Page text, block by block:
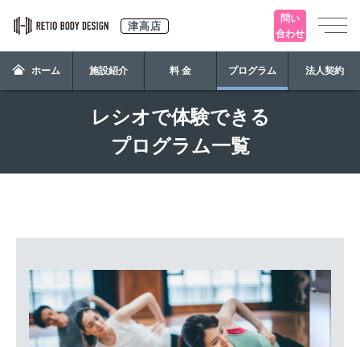
津高店
問い
合わせ
ホーム 施設紹介 料 金 プログラム 法人契約
レシオで体験できる
プログラム一覧